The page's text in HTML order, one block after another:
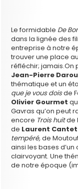
Le formidable De
dans la lignée des
entreprise à notre
trouver une place
réfléchir; jamais.On
Jean-Pierre
thématique et un
que je vous doisde
Olivier Gourmet
Gavras qu’on peut
encore Trois huitde
de Laurent Cantet
tempéré,de
ainsi les bases
clairvoyant. Une
de notre époque